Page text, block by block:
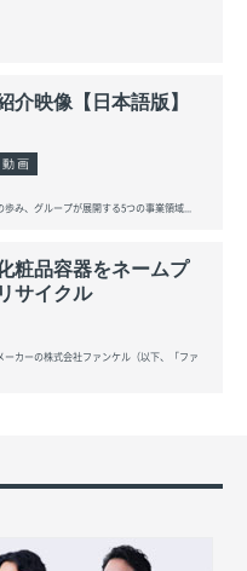
介映像【日本語版】
動画
歩み、グループが展開する5つの事業領域...
粧品容器をネームプ
サイクル
ーカーの株式会社ファンケル（以下、「ファ